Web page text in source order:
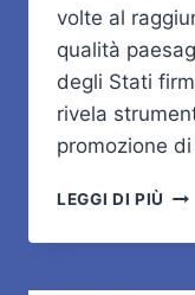
volte al
qualità
degli Stati
rivela
promozione
LEGGI DI PIÙ